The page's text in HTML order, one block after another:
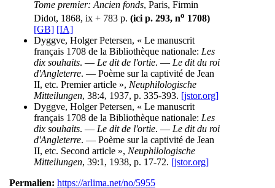
Tome premier: Ancien fonds, Paris, Firmin
Didot, 1868, ix + 783 p. (ici p. 293, no 1708)
[GB] [IA]
Dyggve, Holger Petersen, « Le manuscrit
français 1708 de la Bibliothèque nationale: Les
dix souhaits. — Le dit de l'ortie. — Le dit du roi
d'Angleterre. — Poème sur la captivité de Jean
II, etc. Premier article », Neuphilologische
Mitteilungen, 38:4, 1937, p. 335-393. [jstor.org]
Dyggve, Holger Petersen, « Le manuscrit
français 1708 de la Bibliothèque nationale: Les
dix souhaits. — Le dit de l'ortie. — Le dit du roi
d'Angleterre. — Poème sur la captivité de Jean
II, etc. Second article », Neuphilologische
Mitteilungen, 39:1, 1938, p. 17-72. [jstor.org]
Permalien: https://arlima.net/no/5955